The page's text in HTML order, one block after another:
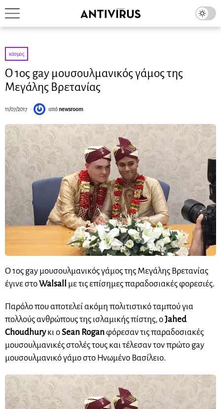
κόσμος
Ο 1ος gay μουσουλμανικός γάμος της
Μεγάλης Βρετανίας
11/07/2017 από newsroom
Ο 1ος gay μουσουλμανικός γάμος της Μεγάλης Βρετανίας
έγινε στοWalsall με τις επίσημες παραδοσιακές φορεσιές.
Παρόλο που αποτελεί ακόμη πολιτιστικό ταμπού για
πολλούς ανθρώπους της ισλαμικής πίστης, οJahed
Choudhuryκι οSean Roganφόρεσαν τις παραδοσιακές
μουσουλμανικές στολές τους και τέλεσαν τον πρώτο gay
μουσουλμανικό γάμο στο Ηνωμένο Βασίλειο.